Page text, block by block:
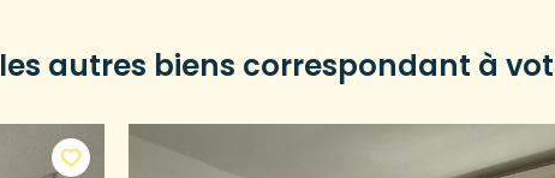
les autres biens correspondant à